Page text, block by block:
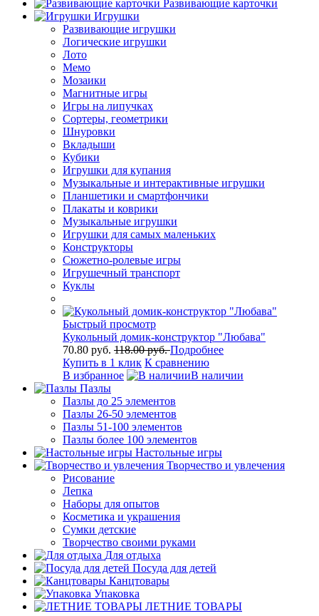
Развивающие карточки
Игрушки
Развивающие игрушки
Логические игрушки
Лото
Мемо
Мозаики
Магнитные игры
Игры на липучках
Сортеры, геометрики
Шнуровки
Вкладыши
Кубики
Игрушки для купания
Музыкальные и интерактивные игрушки
Планшетики и смартфончики
Плакаты и коврики
Музыкальные игрушки
Игрушки для самых маленьких
Конструкторы
Сюжетно-ролевые игры
Игрушечный транспорт
Куклы
Быстрый просмотр
Кукольный домик-конструктор "Любава"
70.80 руб. 118.00 руб.Подробнее
Купить в 1 клик К сравнению
В избранное
В наличии
Пазлы
Пазлы до 25 элементов
Пазлы 26-50 элементов
Пазлы 51-100 элементов
Пазлы более 100 элементов
Настольные игры
Творчество и увлечения
Рисование
Лепка
Наборы для опытов
Косметика и украшения
Сумки детские
Творчество своими руками
Для отдыха
Посуда для детей
Канцтовары
Упаковка
ЛЕТНИЕ ТОВАРЫ